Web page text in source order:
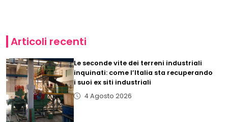
Articoli recenti
Le seconde vite dei terreni industriali
inquinati: come l’Italia sta recuperando
i suoi ex siti industriali
4 Agosto 2026